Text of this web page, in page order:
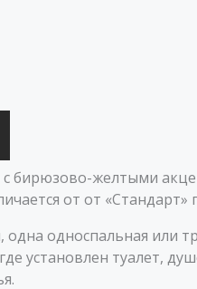
бирюзово-желтыми
от от
одна односпальная или
установлен туалет,